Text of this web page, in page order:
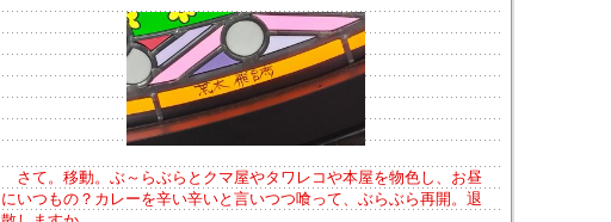
さて。移動。ぶ～らぶらとクマ屋やタワレコや本屋を物色し、お昼
にいつもの？カレーを辛い辛いと言いつつ喰って、ぶらぶら再開。退